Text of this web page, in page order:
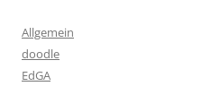
Allgemein
doodle
EdGA